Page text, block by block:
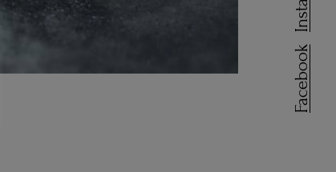
Facebook